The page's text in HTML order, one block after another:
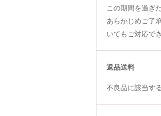
この期間を過ぎ
あらかじめご了
いてもご対応で
返品送料
不良品に該当す